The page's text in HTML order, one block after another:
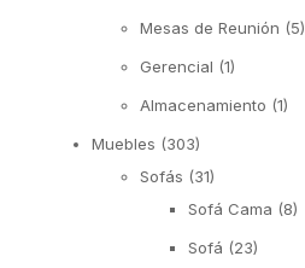
Mesas de Reunión (5)
Gerencial (1)
Almacenamiento (1)
Muebles (303)
Sofás (31)
Sofá Cama (8)
Sofá (23)